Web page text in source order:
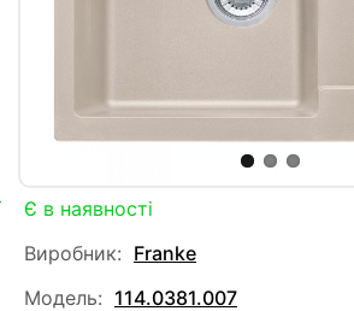
Є в наявності
Виробник: Franke
Модель: 114.0381.007